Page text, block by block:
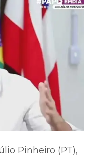
Pinheiro (PT),